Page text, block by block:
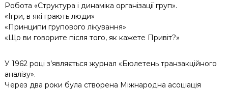
Робота «Структура і динаміка організації груп».
«Ігри, в які грають люди»
«Принципи групового лікування»
«Що ви говорите після того, як кажете Привіт?»
У 1962 році з’являється журнал «Бюлетень транзакційного
аналізу».
Через два роки була створена Міжнародна асоціація